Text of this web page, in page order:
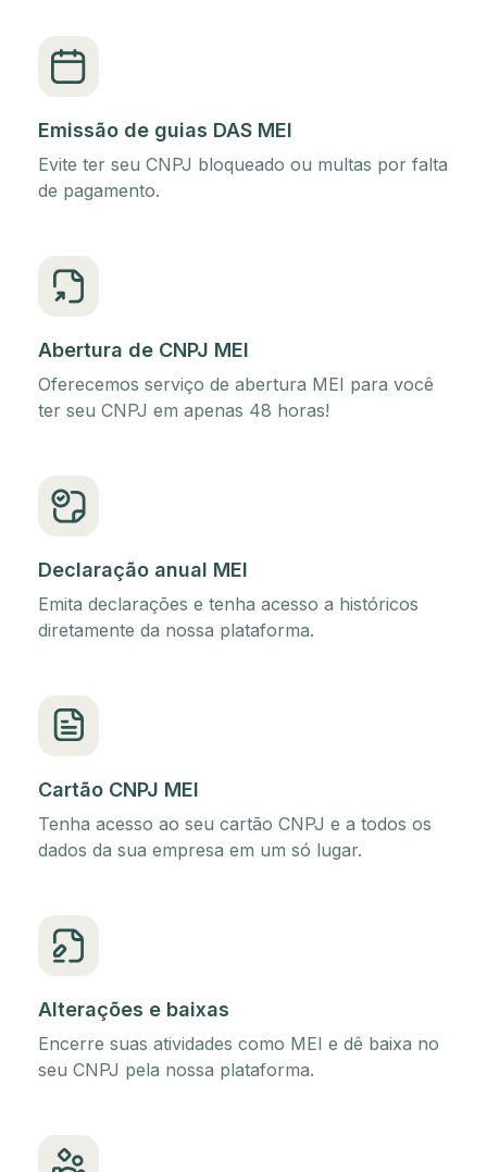
Emissão de guias DAS MEI
Evite ter seu CNPJ bloqueado ou multas por falta
de pagamento.
Abertura de CNPJ MEI
Oferecemos serviço de abertura MEI para você
ter seu CNPJ em apenas 48 horas!
Declaração anual MEI
Emita declarações e tenha acesso a históricos
diretamente da nossa plataforma.
Cartão CNPJ MEI
Tenha acesso ao seu cartão CNPJ e a todos os
dados da sua empresa em um só lugar.
Alterações e baixas
Encerre suas atividades como MEI e dê baixa no
seu CNPJ pela nossa plataforma.